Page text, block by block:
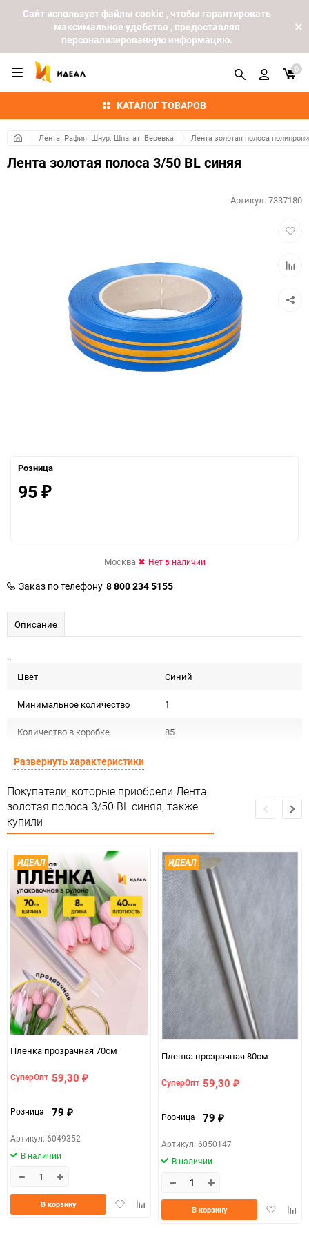
Cайт использует файлы cookie , чтобы гарантировать
максимальное удобство , предоставляя
персонализированную информацию.
КАТАЛОГ ТОВАРОВ
0
Лента. Рафия. Шнур. Шпагат. Веревка Лента золотая полоса
Лента золотая полоса 3/50 BL синяя
Артикул:7337180
Розница
95 ₽
Москва Нет в наличии
Заказ по телефону 8 800 234 5155
Описание
..
Цвет
Синий
Минимальное количество 1
Количество в коробке 85
Единица измерения
Развернуть характеристики
Покупатели, которые приобрели Лента
золотая полоса 3/50 BL синяя, также
купили
ИДЕАЛ
Пленка прозрачная 70см
СуперОпт 59,30 ₽
Розница 79 ₽
Артикул: 6049352
В наличии
ДобавитьДобавить
В корзину
ИДЕАЛ
Пленка прозрачная 80см
СуперОпт 59,30 ₽
Розница 79 ₽
Артикул: 6050147
В наличии
Добавить
В корзину